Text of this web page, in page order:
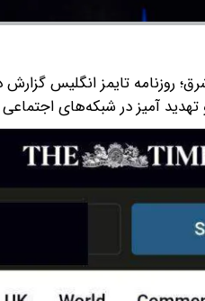
آمیز در شبکه‌های